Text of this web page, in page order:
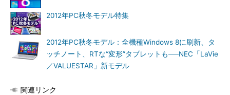
2012年PC秋冬モデル特集
2012年PC秋冬モデル：全機種Windows 8に刷新、タ
ッチノート、RTな“変形”タブレットも──NEC「LaVie
／VALUESTAR」新モデル
関連リンク